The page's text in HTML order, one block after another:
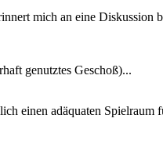
mich an eine
genutztes Geschoß)...
einen adäquaten Spielraum